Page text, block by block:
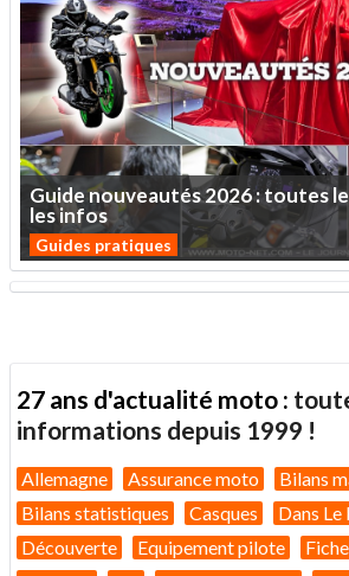
Guidenouveautés2026:toutes
lesinfos
Guides pratiques
27 ans d'actualité moto :
informations depuis 1999 !
Allemagne Assurance moto
Bilans
Bilans statistiques
Casques
Dans Le
Découverte
Equipement pilote